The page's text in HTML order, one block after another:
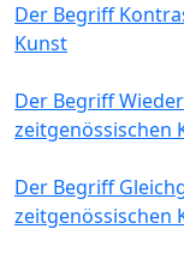
Der Begriff
Kunst
Der Begriff
zeitgenössischen
Der Begriff
zeitgenössischen